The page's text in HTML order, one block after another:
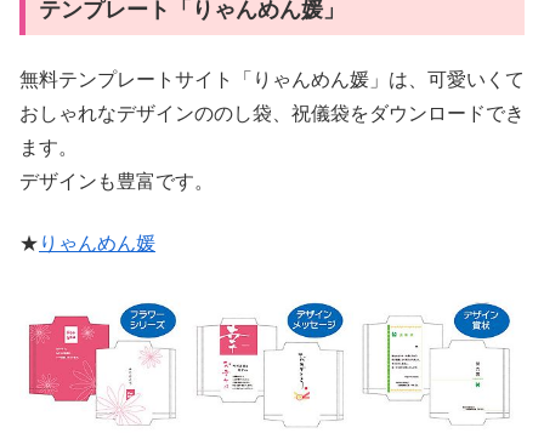
テンプレート「りゃんめん媛」
無料テンプレートサイト「りゃんめん媛」は、可愛いくて
おしゃれなデザインののし袋、祝儀袋をダウンロードでき
ます。
デザインも豊富です。
★ りゃんめん媛